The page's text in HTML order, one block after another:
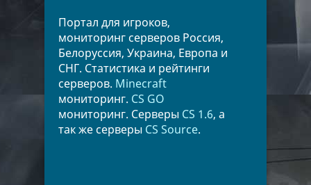
Портал для игроков,
мониторинг серверов Россия,
Белоруссия, Украина, Европа и
СНГ. Статистика и рейтинги
серверов. Minecraft
мониторинг. CS GO
мониторинг. Серверы CS 1.6, а
так же серверы CS Source.